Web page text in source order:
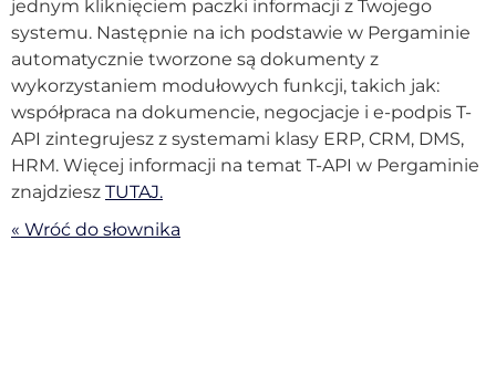
jednym kliknięciem paczki informacji z Twojego
systemu. Następnie na ich podstawie w Pergaminie
automatycznie tworzone są dokumenty z
wykorzystaniem modułowych funkcji, takich jak:
współpraca na dokumencie, negocjacje i e-podpis T-
API zintegrujesz z systemami klasy ERP, CRM, DMS,
HRM. Więcej informacji na temat T-API w Pergaminie
znajdziesz TUTAJ.
« Wróć do słownika